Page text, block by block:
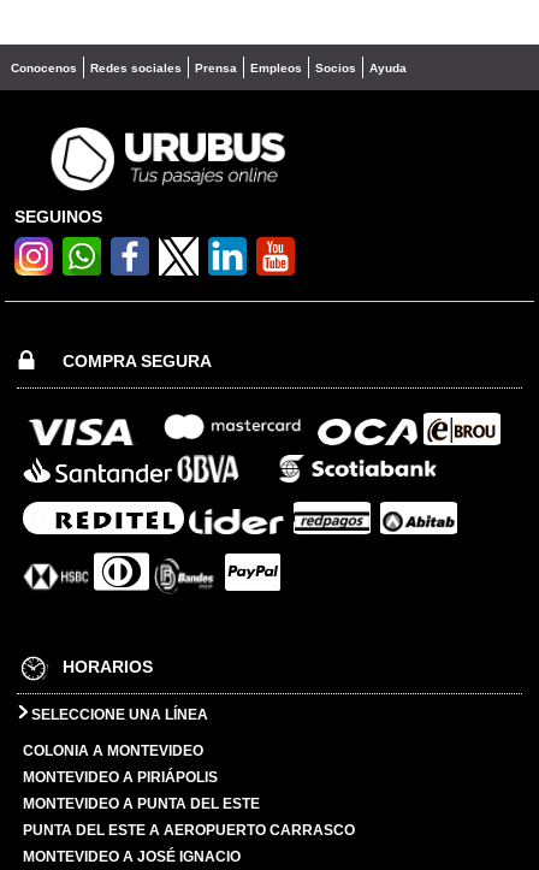
Conocenos Redes sociales Prensa Empleos Socios Ayuda
SEGUINOS
COMPRA SEGURA
HORARIOS
SELECCIONE UNA LÍNEA
COLONIA A MONTEVIDEO
MONTEVIDEO A PIRIÁPOLIS
MONTEVIDEO A PUNTA DEL ESTE
PUNTA DEL ESTE A AEROPUERTO CARRASCO
MONTEVIDEO A JOSÉ IGNACIO